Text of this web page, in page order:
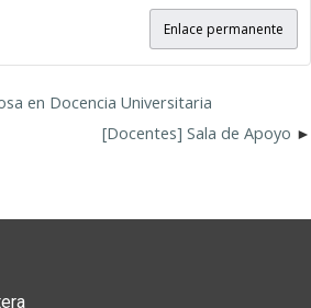
Enlace permanente
en Docencia Universitaria
[Docentes] Sala de Apoyo